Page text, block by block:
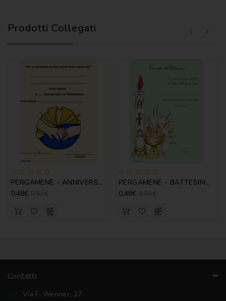
VARIE
VARIE
BAMBINI
Prodotti Collegati
PERGAMENE - ANNIVERSARIO MATRIM. MOD. A
0,48€
PERGAMENE - BATTESIMO MOD. A
0,48€
Contatti
Via F. Wenner, 37